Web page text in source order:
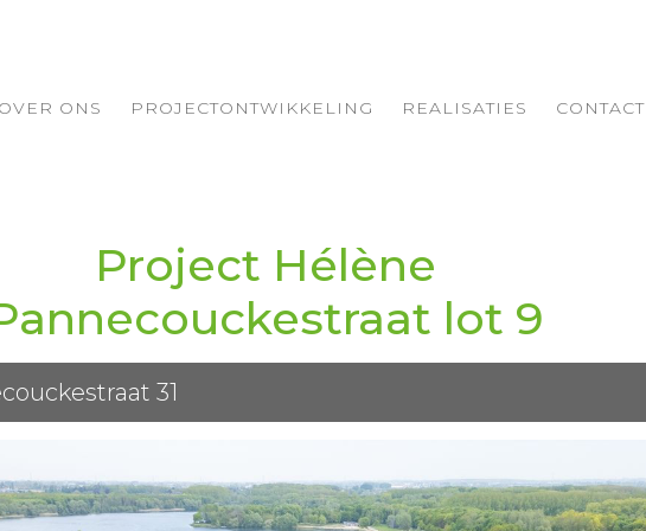
OVER ONS PROJECTONTWIKKELING REALISATIES CONTACT
Project Hélène
lot 9
31